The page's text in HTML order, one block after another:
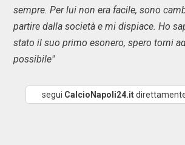
sempre. Per lui non era facile, sono
partire dalla società e mi dispiace. Ho
stato il suo primo esonero, spero torni
possibile"
segui CalcioNapoli24.it